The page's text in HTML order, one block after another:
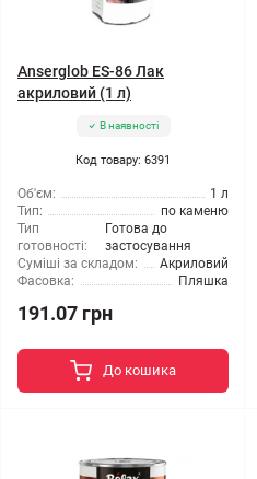
Anserglob ES-86 Лак
акриловий (1 л)
В наявності
Код товару: 6391
Об'єм:
1 л
Тип:
по каменю
Тип
готовності:
Готова до
застосування
Суміші за складом:
Акриловий
Фасовка:
Пляшка
191.07 грн
До кошика